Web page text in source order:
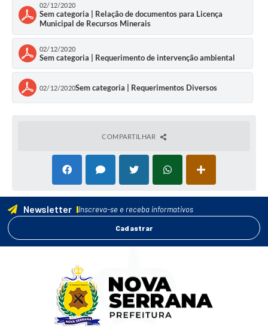
02/12/2020
Sem categoria | Relação de documentos para Licença
Municipal de Recursos Minerais
02/12/2020
Sem categoria | Requerimento de intervenção ambiental
02/12/2020Sem categoria | Requerimentos Diversos
COMPARTILHAR
Newsletter Inscreva-se e receba informativos
Cadastrar